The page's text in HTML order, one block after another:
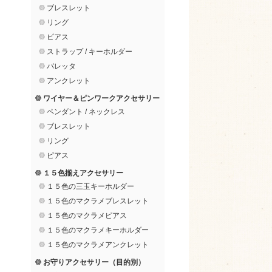
ブレスレット
リング
ピアス
ストラップ / キーホルダー
バレッタ
アンクレット
ワイヤー＆ピンワークアクセサリー
ペンダント / ネックレス
ブレスレット
リング
ピアス
１５色揃えアクセサリー
１５色の三玉キーホルダー
１５色のマクラメブレスレット
１５色のマクラメピアス
１５色のマクラメキーホルダー
１５色のマクラメアンクレット
お守りアクセサリー（目的別）